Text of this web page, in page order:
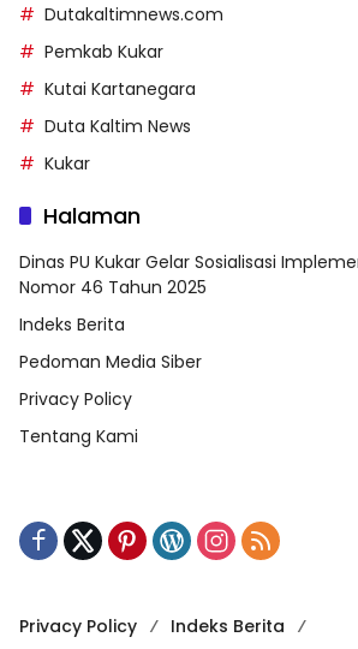
Dutakaltimnews.com
Pemkab Kukar
Kutai Kartanegara
Duta Kaltim News
Kukar
Halaman
Dinas PU Kukar Gelar Sosialisasi
Nomor 46 Tahun 2025
Indeks Berita
Pedoman Media Siber
Privacy Policy
Tentang Kami
Privacy Policy
Indeks Berita